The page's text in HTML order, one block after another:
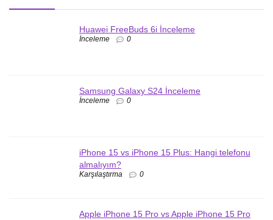
Huawei FreeBuds 6i İnceleme
İnceleme 0
Samsung Galaxy S24 İnceleme
İnceleme 0
iPhone 15 vs iPhone 15 Plus: Hangi telefonu
almalıyım?
Karşılaştırma 0
Apple iPhone 15 Pro vs Apple iPhone 15 Pro